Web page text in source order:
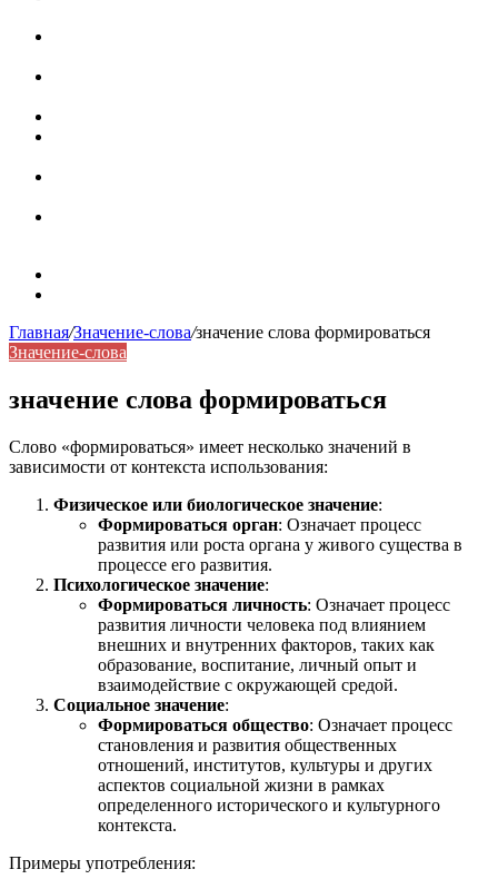
Главная/Значение-слова/значение слова формироваться
Значение-слова
значение слова формироваться
Слово «формироваться» имеет несколько значений в
зависимости от контекста использования:
Физическое или биологическое значение:
Формироваться орган: Означает процесс
развития или роста органа у живого существа в
процессе его развития.
Психологическое значение:
Формироваться личность: Означает процесс
развития личности человека под влиянием
внешних и внутренних факторов, таких как
образование, воспитание, личный опыт и
взаимодействие с окружающей средой.
Социальное значение:
Формироваться общество: Означает процесс
становления и развития общественных
отношений, институтов, культуры и других
аспектов социальной жизни в рамках
определенного исторического и культурного
контекста.
Примеры употребления: